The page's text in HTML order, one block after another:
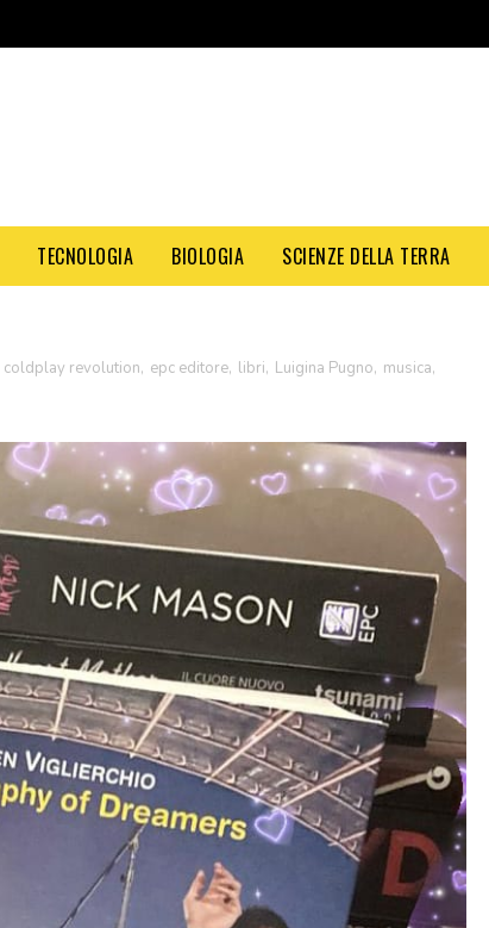
TECNOLOGIA BIOLOGIA SCIENZE DELLA TERRA
coldplay revolution, epc editore, libri, Luigina Pugno, musica,